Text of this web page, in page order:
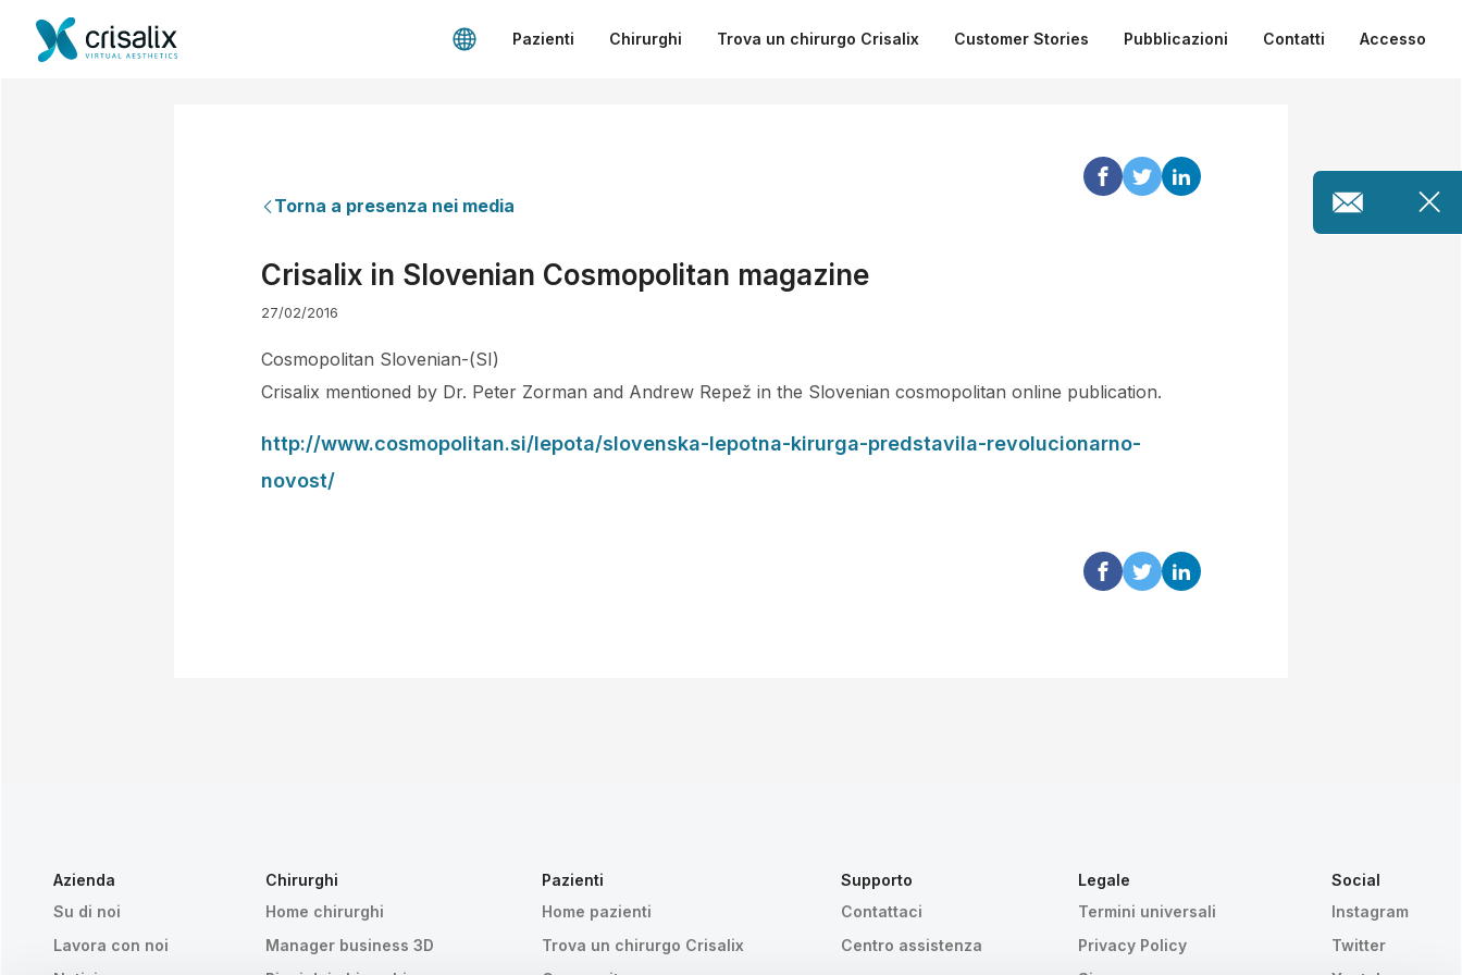
Pazienti Chirurghi Trova un chirurgo Crisalix Customer Stories Pubblicazioni Contatti Accesso
Torna a presenza nei media
Crisalix in Slovenian Cosmopolitan magazine
27/02/2016
Cosmopolitan Slovenian-(SI)
Crisalix mentioned by Dr. Peter Zorman and Andrew Repež in the Slovenian cosmopolitan online publication.
http://www.cosmopolitan.si/lepota/slovenska-lepotna-kirurga-predstavila-revolucionarno-
novost/
Azienda
Su di noi
Lavora con noi
Chirurghi
Home chirurghi
Manager business 3D
Pazienti
Home pazienti
Trova un chirurgo Crisalix
Supporto
Contattaci
Centro assistenza
Legale
Termini universali
Privacy Policy
Social
Instagram
Twitter